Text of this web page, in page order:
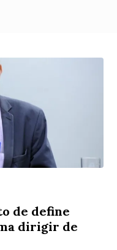
de define
dirigir de